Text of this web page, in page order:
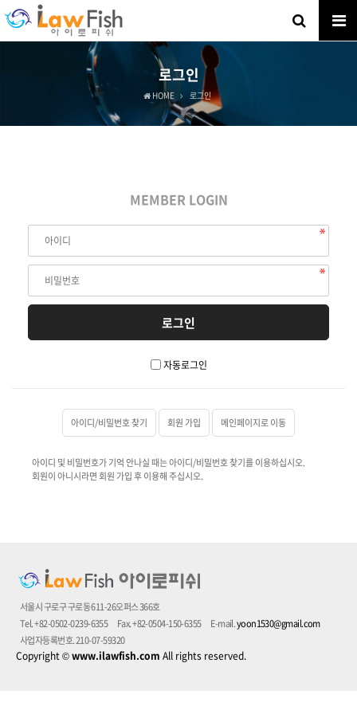
로그인
HOME 로그인
MEMBER LOGIN
자동로그인
아이디/비밀번호 찾기 회원 가입 메인페이지로 이동
아이디 및 비밀번호가 기억 안나실 때는 아이디/비밀번호 찾기를 이용하십시오.
회원이 아니시라면 회원 가입 후 이용해 주십시오.
서울시 구로구 구로동 611-26오퍼스 366호
Tel. +82-0502-0239-6355
Fax. +82-0504-150-6355 E-mail.yoon1530@gmail.com
사업자등록번호. 210-07-59320
Copyright©www.ilawfish.com All rights reserved.